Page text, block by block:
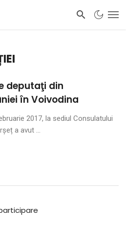
deputaţi din
în Voivodina
2017, la sediul Consulatului
a avut ...